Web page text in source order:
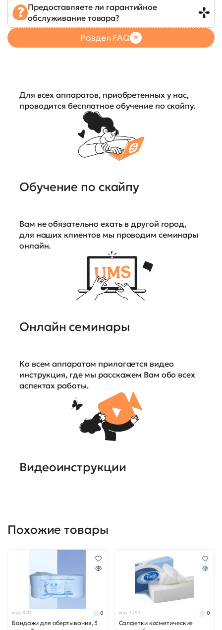
Предоставляете ли гарантийное
обслуживание товара?
Раздел FAQ
Для всех аппаратов, приобретенных у нас,
проводится бесплатное обучение по скайпу.
Обучение по скайпу
Вам не обязательно ехать в другой город,
для наших клиентов мы проводим семинары
онлайн.
Онлайн семинары
Ко всем аппаратам прилагается видео
инструкция, где мы расскажем Вам обо всех
аспектах работы.
Видеоинструкции
Похожие товары
код 820
Бандажи для обертывания, 3
0 код 3253
Салфетки косметические
0